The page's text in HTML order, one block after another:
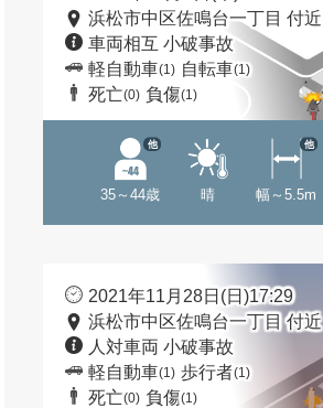
浜松市中区佐鳴台一丁目 付近
車両相互 小破事故
軽自動車(1) 自転車(1)
死亡(0) 負傷(1)
35～44歳
他
晴 幅～5.5m
他
2021年11月28日(日)17:29
浜松市中区佐鳴台一丁目 付近
人対車両 小破事故
軽自動車(1) 歩行者(1)
死亡(0) 負傷(1)